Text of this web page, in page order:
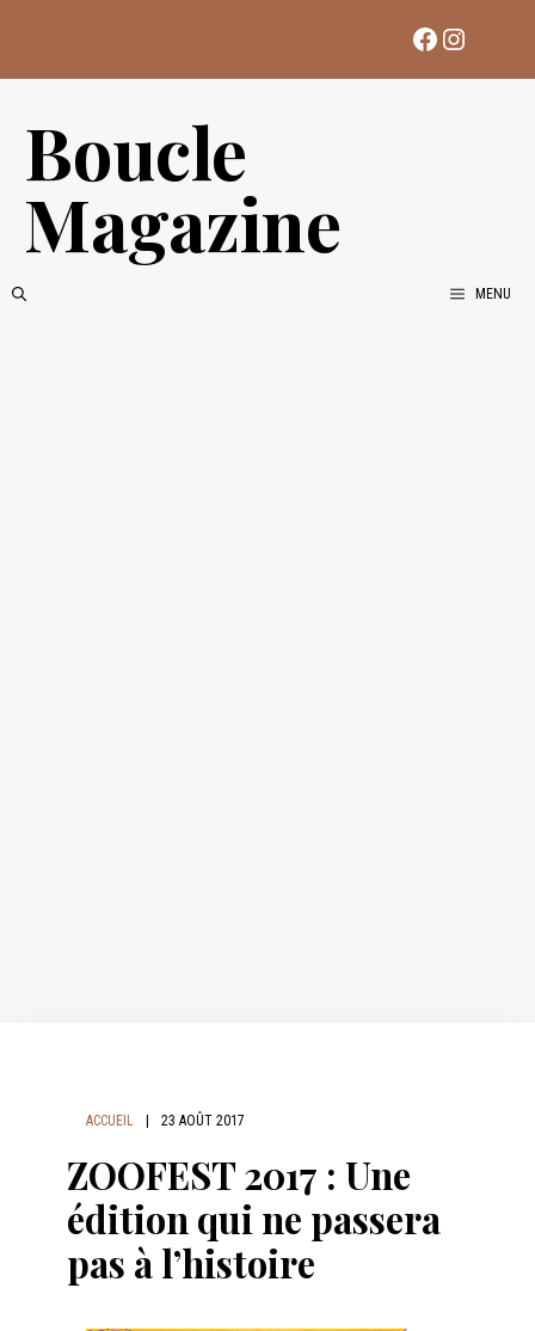
contenu
Facebook
Boucle
Magazine
MENU
ACCUEIL 23 AOÛT 2017
ZOOFEST 2017 : Une
édition qui ne passera
pas à l’histoire